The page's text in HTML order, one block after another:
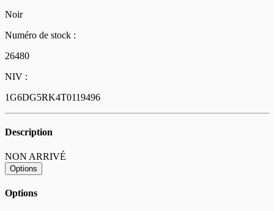
Noir
Numéro de stock :
26480
NIV :
1G6DG5RK4T0119496
Description
NON ARRIVÉ
Options
Options